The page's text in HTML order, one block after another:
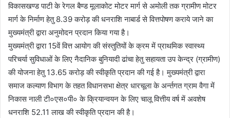
विकासखण्ड पाटी के रेगल बैण्ड मूलाकोट मोटर मार्ग से अमोली तक ग्रामीण मोटर
मार्ग के निर्माण हेतु 8.39 करोड़ की धनराशि नाबार्ड से वित्तपोषण कराये जाने का
मुख्यमंत्री द्वारा अनुमोदन प्रदान किया गया है।
मुख्यमंत्री द्वारा 15वें वित्त आयोग की संस्तुतियों के क्रम में प्राथमिक स्वास्थ्य
परिचर्या सुविधाओं के लिए नैदानिक बुनियादी ढांचा हेतु सहायता उप केन्द्र (ग्रामीण)
की योजना हेतु 13.65 करोड़ की स्वीकृति प्रदान की गई है। मुख्यमंत्री द्वारा
समाज कल्याण विभाग के तहत विधानसभा क्षेत्र धारचूला के अर्न्तगत ग्राम वैगा में
निकास नाली टी०एस०पी० के क्रियान्वयन के लिए चालू वित्तीय वर्ष में अवशेष
धनराशि 52.11 लाख की स्वीकृति प्रदान की है।